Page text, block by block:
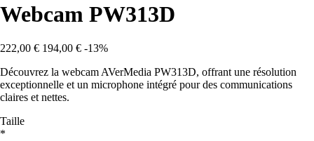
Webcam PW313D
222,00 € 194,00 € -13%
Découvrez la webcam AVerMedia PW313D, offrant une résolution
exceptionnelle et un microphone intégré pour des communications
claires et nettes.
Taille
*